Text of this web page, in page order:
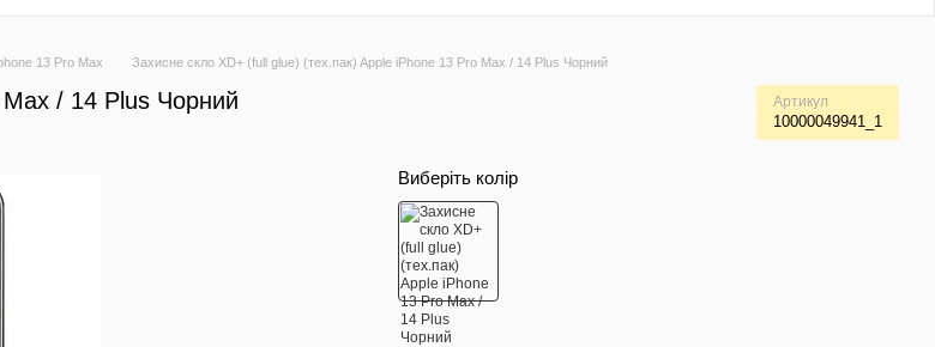
13 Pro Max Захисне скло XD+ (full glue) (тех.пак) Apple iPhone 13 Pro Max / 14 Plus Чорний
/ 14 Plus Чорний Артикул
10000049941_1
Виберіть колір